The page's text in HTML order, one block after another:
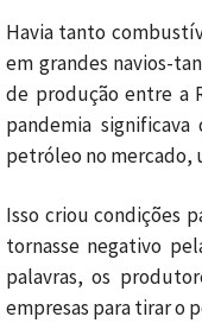
Havia tanto
em grandes navios-
de produção entre a
pandemia
petróleo no mercado,
Isso criou condições
tornasse negativo
palavras, os
empresas para tirar o